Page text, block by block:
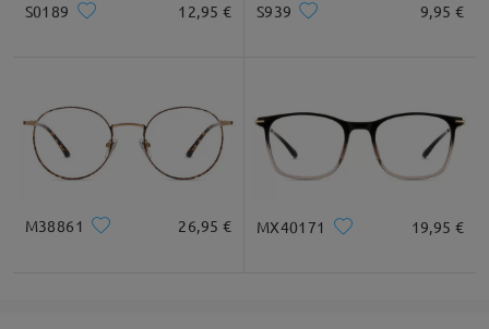
S0189 12,95 € S939 9,95 €
M38861 26,95 € MX40171 19,95 €